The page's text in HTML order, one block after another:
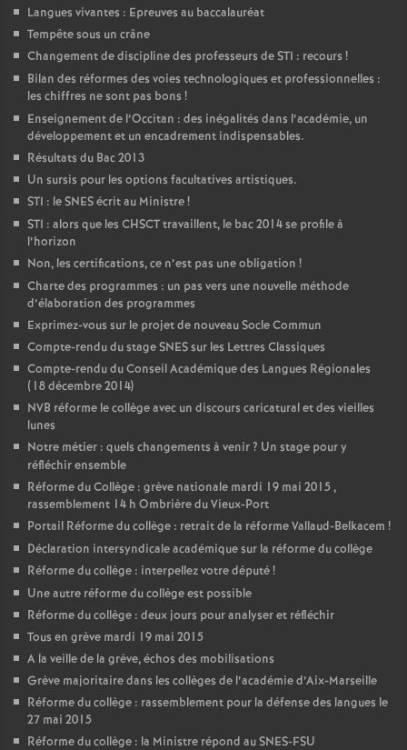
Langues vivantes : Epreuves au baccalauréat
Tempête sous un crâne
Changement de discipline des professeurs de STI : recours !
Bilan des réformes des voies technologiques et professionnelles :
les chiffres ne sont pas bons !
Enseignement de l’Occitan : des inégalités dans l’académie, un
développement et un encadrement indispensables.
Résultats du Bac 2013
Un sursis pour les options facultatives artistiques.
STI : le SNES écrit au Ministre!
STI : alors que les CHSCT travaillent, le bac 2014 se profile à
l’horizon
Non, les certifications, ce n’est pas une obligation !
Charte des programmes : un pas vers une nouvelle méthode
d’élaboration des programmes
Exprimez-vous sur le projet de nouveau Socle Commun
Compte-rendu du stage SNES sur les Lettres Classiques
Compte-rendu du Conseil Académique des Langues Régionales
(18 décembre 2014)
NVB réforme le collège avec un discours caricatural et des vieilles
lunes
Notre métier : quels changements à venir? Un stage pour y
réfléchir ensemble
Réforme du Collège : grève nationale mardi 19 mai 2015 ,
rassemblement 14 h Ombrière du Vieux-Port
Portail Réforme du collège : retrait de la réforme Vallaud-Belkacem !
Déclaration intersyndicale académique sur la réforme du collège
Réforme du collège : interpellez votre député!
Une autre réforme du collège est possible
Réforme du collège : deux jours pour analyser et réfléchir
Tous en grève mardi 19 mai 2015
A la veille de la grève, échos des mobilisations
Grève majoritaire dans les collèges de l’académie d’Aix-Marseille
Réforme du collège : rassemblement pour la défense des langues le
27 mai 2015
Réforme du collège : la Ministre répond au SNES-FSU